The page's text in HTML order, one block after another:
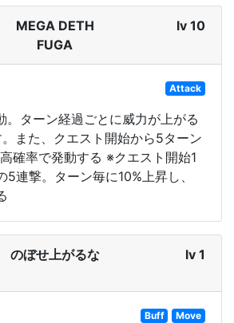
MEGA DETH
FUGA
lv 10
Attack
。ターン経過ごとに威力が上がる
また、クエスト開始から5ターン
確率で発動する ※クエスト開始1
5連撃。ターン毎に10%上昇し、
のぼせ上がるな lv 1
Buff Move